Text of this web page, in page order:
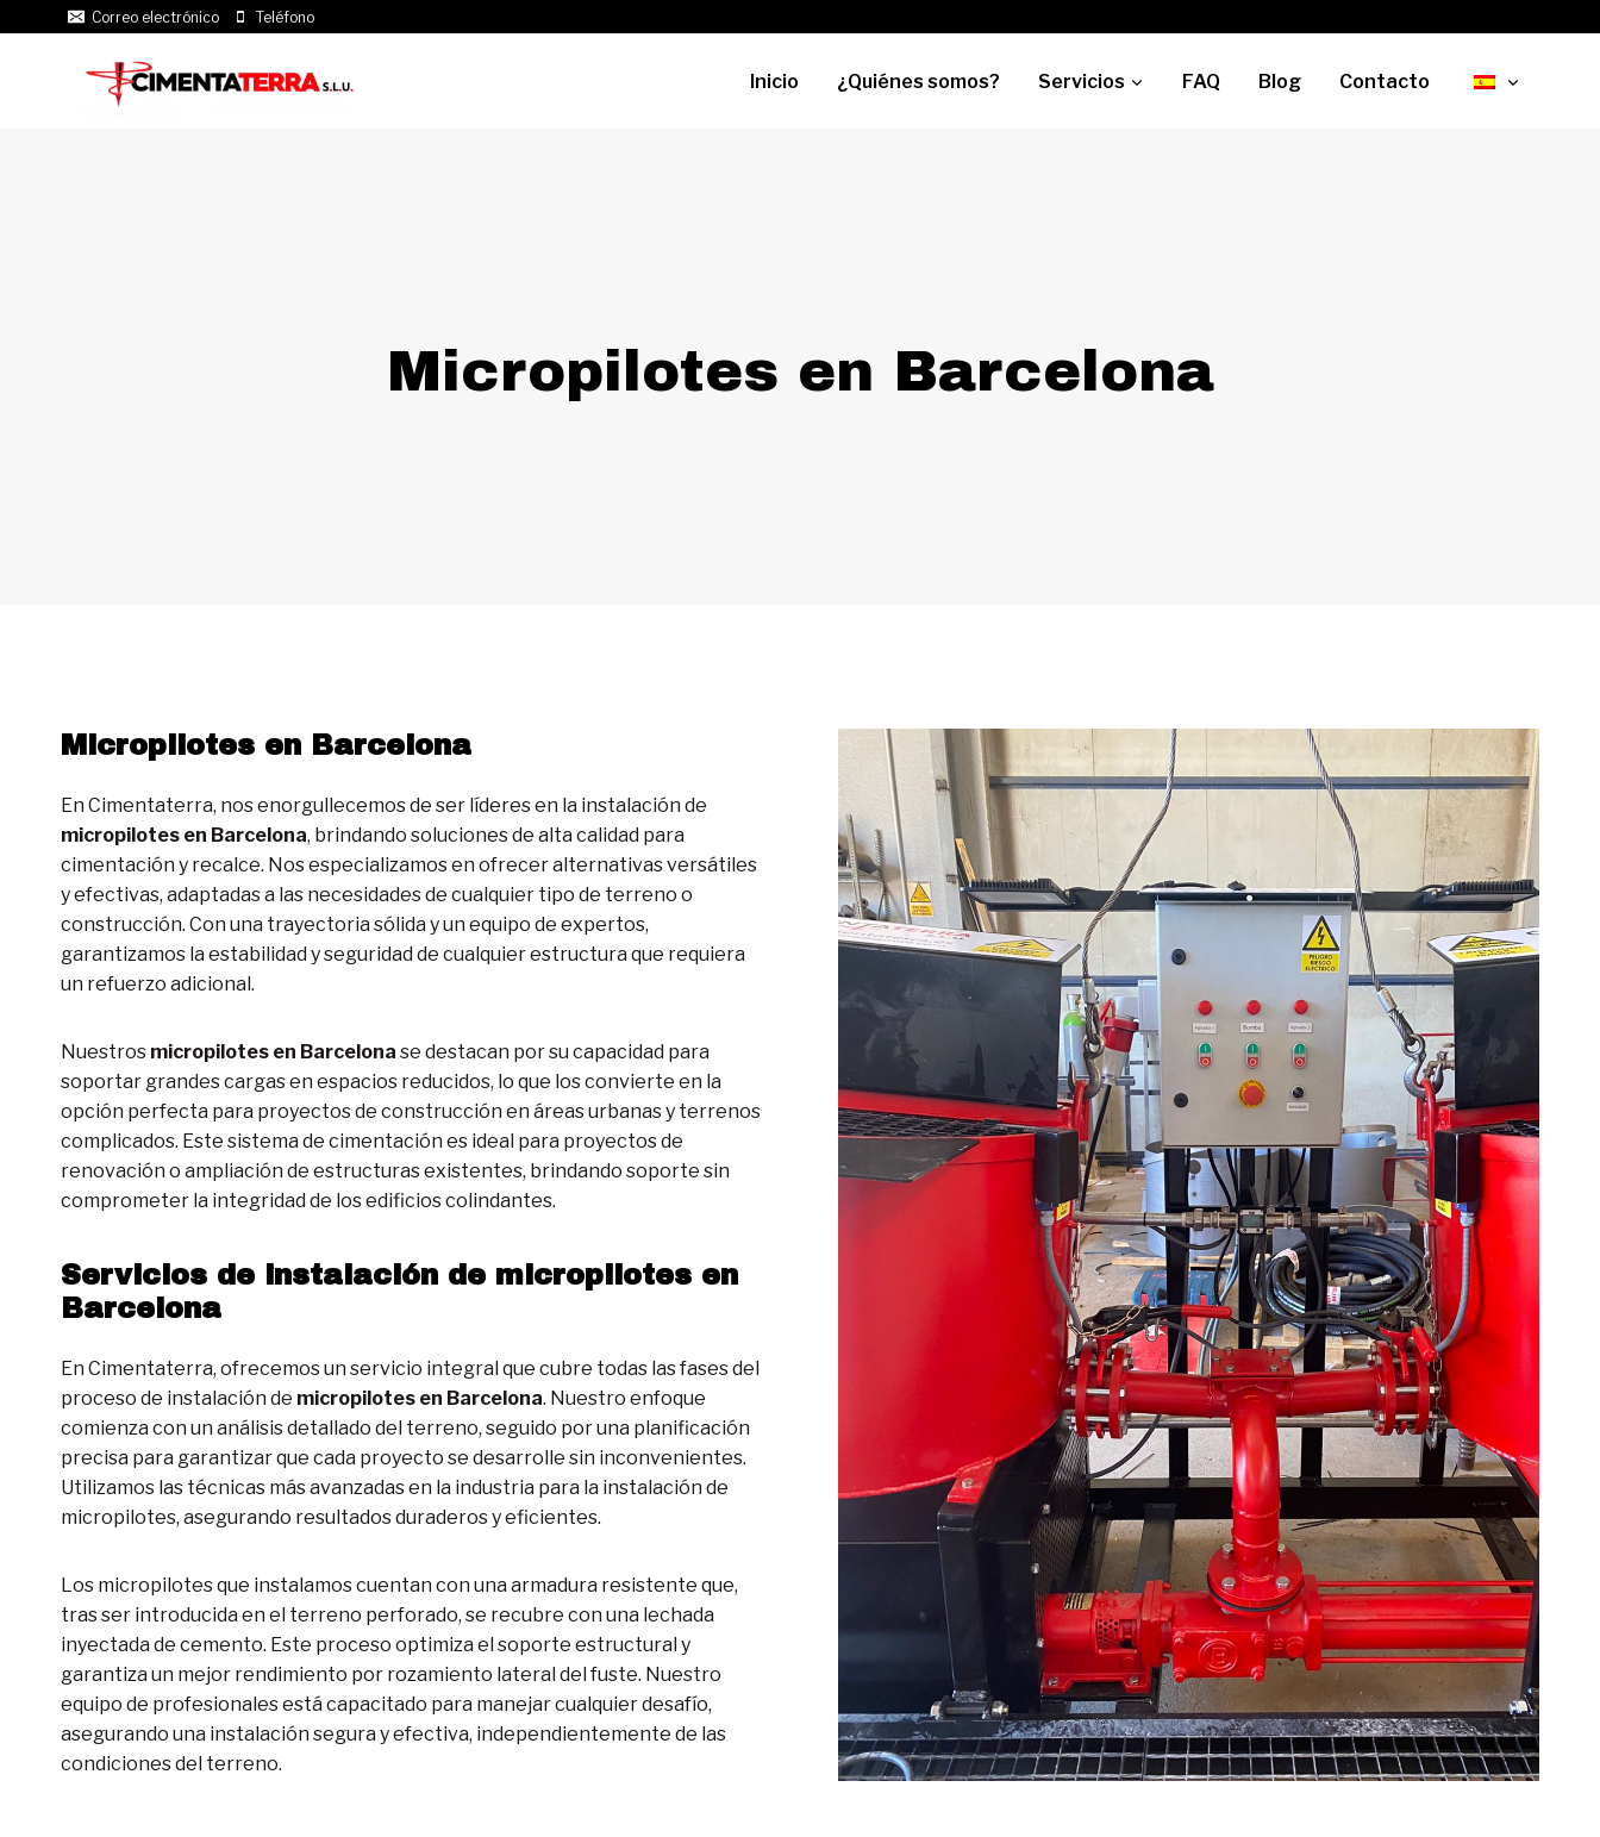
contenido
Correo electrónico Teléfono
Inicio ¿Quiénes somos? Servicios FAQ Blog Contacto
Micropilotes en Barcelona
Micropilotes en Barcelona
En Cimentaterra, nos enorgullecemos de ser líderes en la instalación de
micropilotes en Barcelona, brindando soluciones de alta calidad para
cimentación y recalce. Nos especializamos en ofrecer alternativas versátiles
y efectivas, adaptadas a las necesidades de cualquier tipo de terreno o
construcción. Con una trayectoria sólida y un equipo de expertos,
garantizamos la estabilidad y seguridad de cualquier estructura que requiera
un refuerzo adicional.
Nuestros micropilotes en Barcelona se destacan por su capacidad para
soportar grandes cargas en espacios reducidos, lo que los convierte en la
opción perfecta para proyectos de construcción en áreas urbanas y terrenos
complicados. Este sistema de cimentación es ideal para proyectos de
renovación o ampliación de estructuras existentes, brindando soporte sin
comprometer la integridad de los edificios colindantes.
Servicios de instalación de micropilotes en
Barcelona
En Cimentaterra, ofrecemos un servicio integral que cubre todas las fases del
proceso de instalación de micropilotes en Barcelona. Nuestro enfoque
comienza con un análisis detallado del terreno, seguido por una planificación
precisa para garantizar que cada proyecto se desarrolle sin inconvenientes.
Utilizamos las técnicas más avanzadas en la industria para la instalación de
micropilotes, asegurando resultados duraderos y eficientes.
Los micropilotes que instalamos cuentan con una armadura resistente que,
tras ser introducida en el terreno perforado, se recubre con una lechada
inyectada de cemento. Este proceso optimiza el soporte estructural y
garantiza un mejor rendimiento por rozamiento lateral del fuste. Nuestro
equipo de profesionales está capacitado para manejar cualquier desafío,
asegurando una instalación segura y efectiva, independientemente de las
condiciones del terreno.